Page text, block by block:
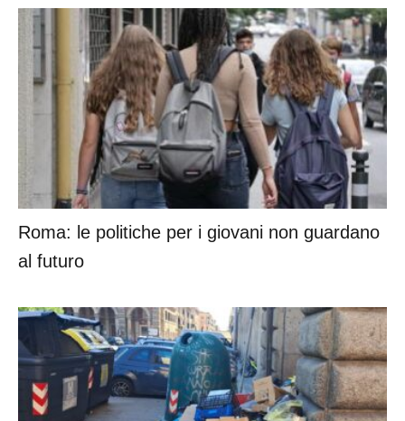
Roma: le politiche per i giovani non guardano
al futuro